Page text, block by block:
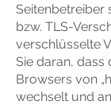
Seitenbetreiber
bzw. TLS-
verschlüsselte
Sie daran, dass
Browsers von
wechselt und